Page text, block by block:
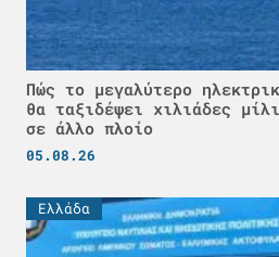
Πώς το μεγαλύτερο
θα ταξιδέψει χιλιάδες
σε άλλο πλοίο
05.08.26
Ελλάδα